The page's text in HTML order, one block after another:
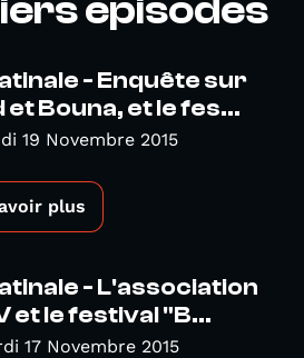
épisodes
- Enquête sur
et Bouna, et le fes...
19 Novembre 2015
plus
- L'association
et le festival "B...
17 Novembre 2015